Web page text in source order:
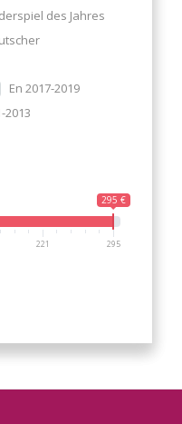
des Jahres
En 2017-2019
2013
295 €
221 295